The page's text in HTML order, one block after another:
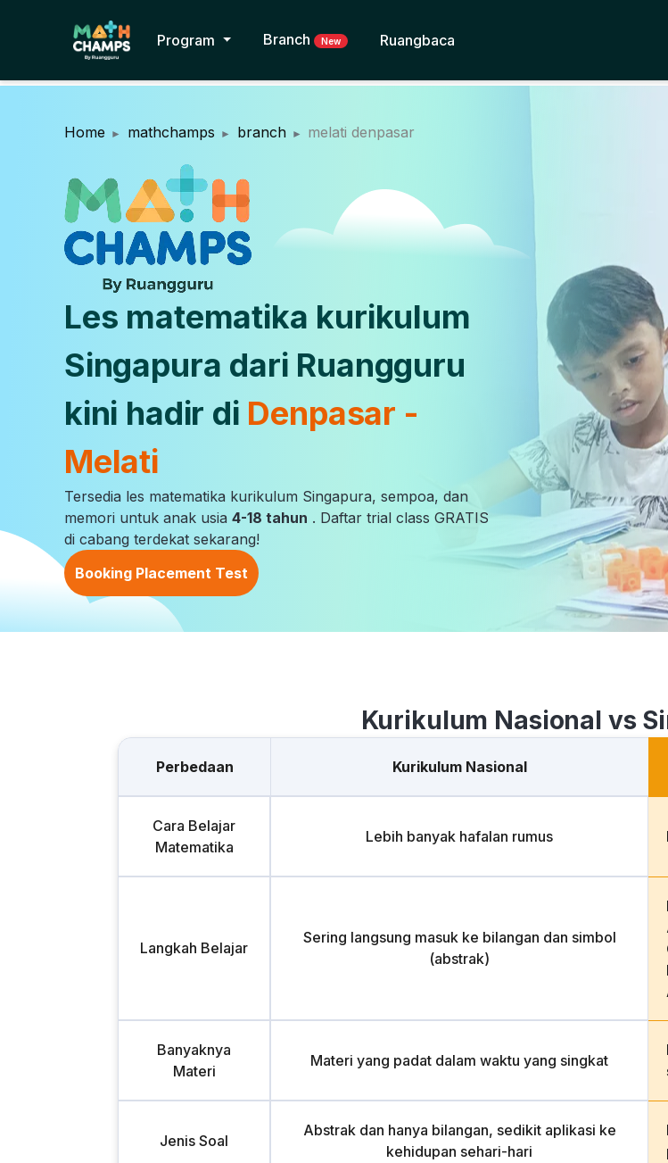
Program Branch New Ruangbaca
Home mathchamps branch melati denpasar
Les matematika kurikulum
Singapura dari Ruangguru
kini hadir di Denpasar -
Melati
Tersedia les matematika kurikulum Singapura, sempoa, dan
memori untuk anak usia 4-18 tahun . Daftar trial class GRATIS
di cabang terdekat sekarang!
Booking Placement Test
Kurikulum Nasional vs
Perbedaan Kurikulum Nasional
Cara Belajar
Matematika
Lebih banyak hafalan rumus
Langkah Belajar
Sering langsung masuk ke bilangan dan simbol
(abstrak)
Banyaknya
Materi
Materi yang padat dalam waktu yang singkat
Jenis Soal
Abstrak dan hanya bilangan, sedikit aplikasi ke
kehidupan sehari-hari